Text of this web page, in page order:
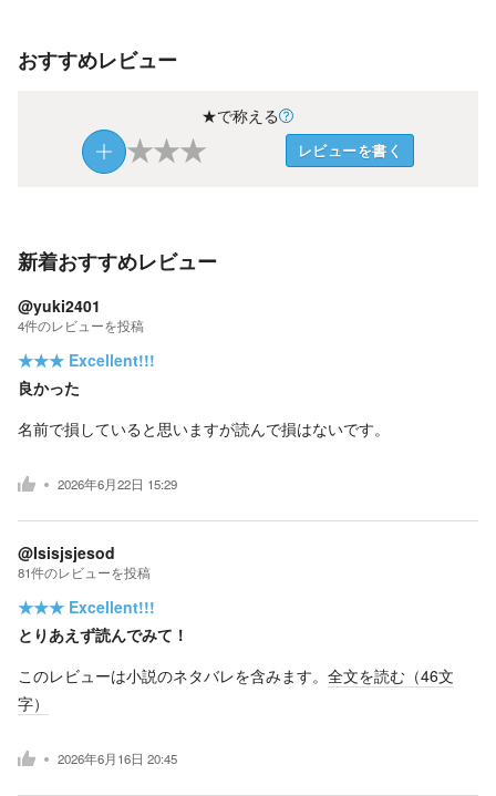
おすすめレビュー
★で称える
★★★ レビューを書く
新着おすすめレビュー
@yuki2401
4件のレビューを投稿
★★★ Excellent!!!
良かった
名前で損していると思いますが読んで損はないです。
2026年6月22日 15:29
@Isisjsjesod
81件のレビューを投稿
★★★ Excellent!!!
とりあえず読んでみて！
このレビューは小説のネタバレを含みます。 全文を読む（46文
字）
2026年6月16日 20:45